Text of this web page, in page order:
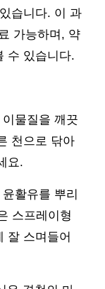
습니다. 이 과
가능하며, 약
수 있습니다.
물질을 깨끗
천으로 닦아
요.
활유를 뿌리
스프레이형
잘 스며들어